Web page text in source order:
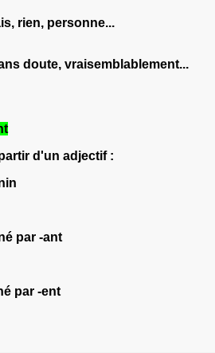
rien, personne...
doute, vraisemblablement...
d'un adjectif :
par -ant
par -ent